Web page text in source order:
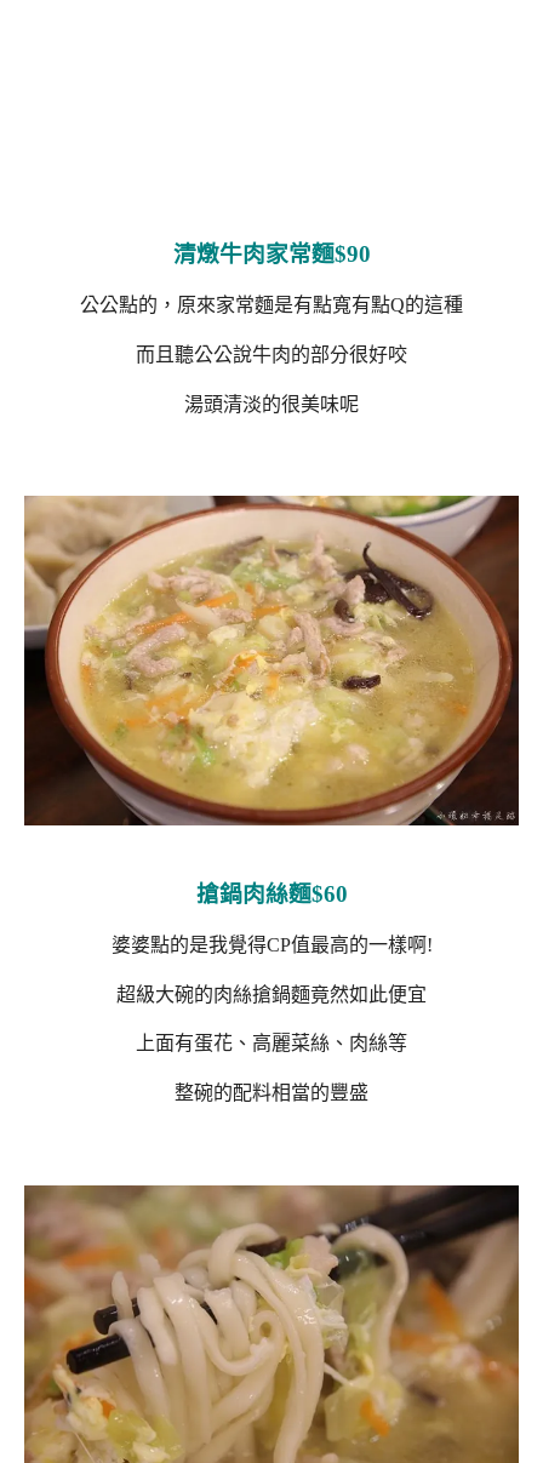
清燉牛肉家常麵$90
公公點的，原來家常麵是有點寬有點Q的這種
而且聽公公說牛肉的部分很好咬
湯頭清淡的很美味呢
搶鍋肉絲麵$60
婆婆點的是我覺得CP值最高的一樣啊!
超級大碗的肉絲搶鍋麵竟然如此便宜
上面有蛋花、高麗菜絲、肉絲等
整碗的配料相當的豐盛